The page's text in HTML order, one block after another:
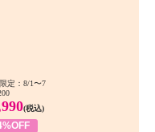
定：8/1〜7
(税込)